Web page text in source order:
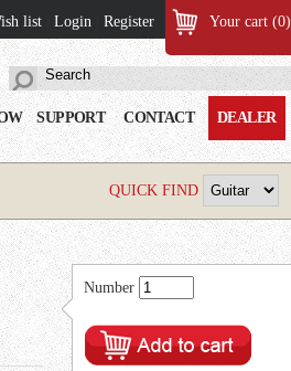
list| Login Register Your cart (0)
SUPPORT CONTACT DEALER
QUICK FIND
Number